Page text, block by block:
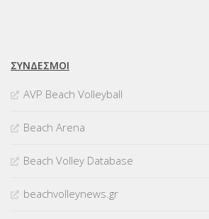
ΣΥΝΔΈΣΜΟΙ
AVP Beach Volleyball
Beach Arena
Beach Volley Database
beachvolleynews.gr